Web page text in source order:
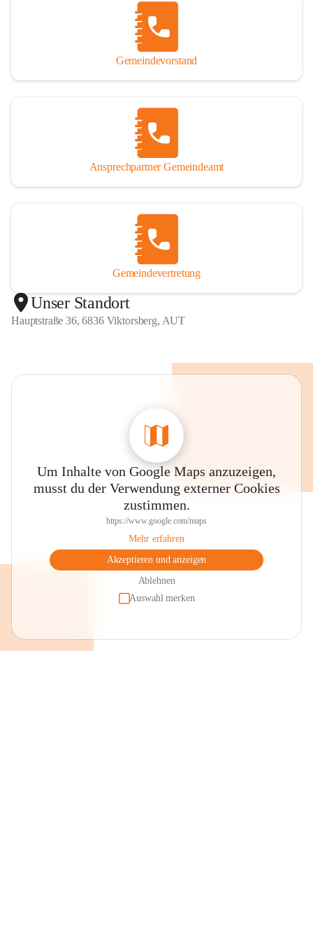
Gemeindevorstand
Ansprechpartner Gemeindeamt
Gemeindevertretung
Unser Standort
Hauptstraße 36, 6836 Viktorsberg, AUT
Um Inhalte von Google Maps anzuzeigen,
musst du der Verwendung externer Cookies
zustimmen.
https://www.google.com/maps
Mehr erfahren
Akzeptieren und anzeigen
Ablehnen
Auswahl merken